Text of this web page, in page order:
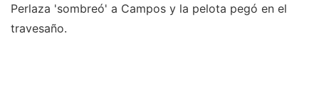
Perlaza 'sombreó' a Campos y la pelota pegó en el
travesaño.